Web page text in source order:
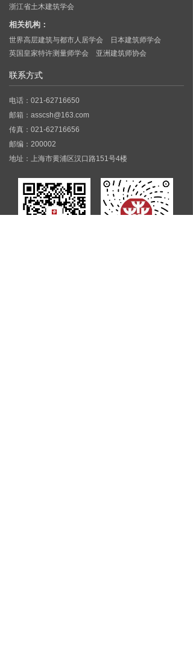
浙江省土木建筑学会
联系方式
电话：021-62716650
邮箱：asscsh@163.com
传真：021-62716656
邮编：200002
地址：上海市黄浦区汉口路151号4楼
相关机构：
世界高层建筑与都市人居学会
日本建筑师学会
英国皇家特许测量师学会
亚洲建筑师协会